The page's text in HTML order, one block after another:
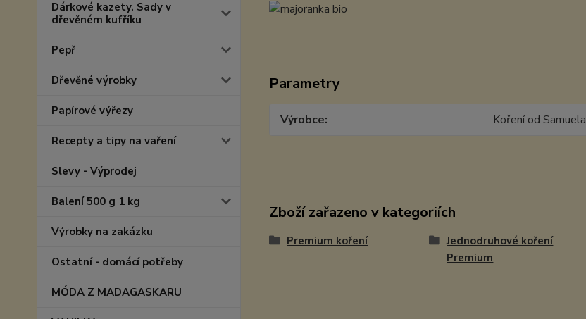
Dárkové kazety. Sady v
dřevěném kufříku
Pepř
Dřevěné výrobky
Papírové výřezy
Recepty a tipy na vaření
Slevy - Výprodej
Balení 500 g 1 kg
Výrobky na zakázku
Ostatní - domácí potřeby
MÓDA Z MADAGASKARU
Parametry
Výrobce Koření od Samuela
Zboží zařazeno v kategoriích
Premium koření
Jednodruhové koření
Premium